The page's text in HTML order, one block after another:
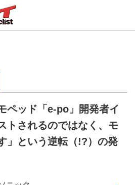
ペッド「e-po」開発者イ
トされるのではなく、モ
」という逆転（!?）の発